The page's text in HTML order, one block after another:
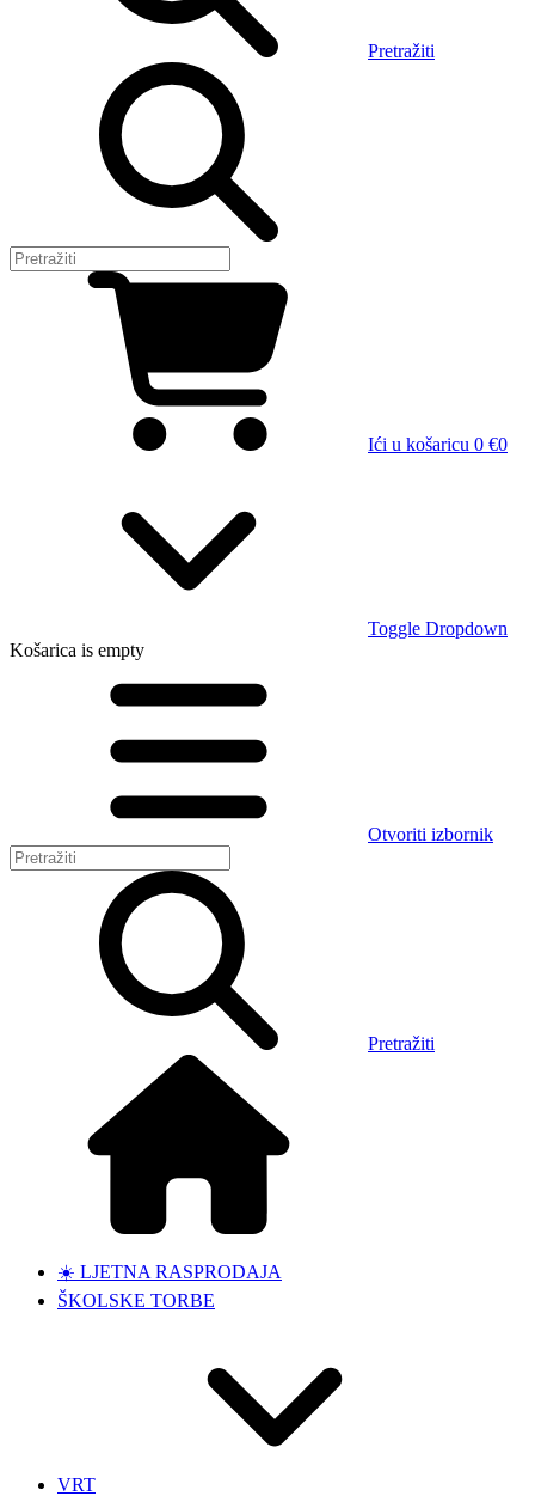
Pretražiti
Ići u košaricu 0 €0
Toggle Dropdown
Košarica is empty
Otvoriti izbornik
Pretražiti
☀️ LJETNA RASPRODAJA
ŠKOLSKE TORBE
VRT